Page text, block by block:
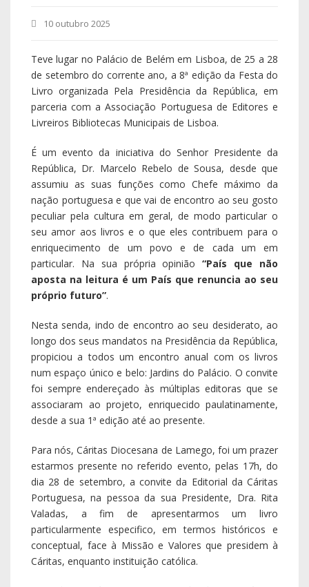
10 outubro 2025
Teve lugar no Palácio de Belém em Lisboa, de 25 a 28
de setembro do corrente ano, a 8ª edição da Festa do
Livro organizada Pela Presidência da República, em
parceria com a Associação Portuguesa de Editores e
Livreiros Bibliotecas Municipais de Lisboa.
É um evento da iniciativa do Senhor Presidente da
República, Dr. Marcelo Rebelo de Sousa, desde que
assumiu as suas funções como Chefe máximo da
nação portuguesa e que vai de encontro ao seu gosto
peculiar pela cultura em geral, de modo particular o
seu amor aos livros e o que eles contribuem para o
enriquecimento de um povo e de cada um em
particular. Na sua própria opinião“País que não
aposta na leitura é um País que renuncia ao seu
próprio futuro”.
Nesta senda, indo de encontro ao seu desiderato, ao
longo dos seus mandatos na Presidência da República,
propiciou a todos um encontro anual com os livros
num espaço único e belo: Jardins do Palácio. O convite
foi sempre endereçado às múltiplas editoras que se
associaram ao projeto, enriquecido paulatinamente,
desde a sua 1ª edição até ao presente.
Para nós, Cáritas Diocesana de Lamego, foi um prazer
estarmos presente no referido evento, pelas 17h, do
dia 28 de setembro, a convite da Editorial da Cáritas
Portuguesa, na pessoa da sua Presidente, Dra. Rita
Valadas, a fim de apresentarmos um livro
particularmente especifico, em termos históricos e
conceptual, face à Missão e Valores que presidem à
Cáritas, enquanto instituição católica.